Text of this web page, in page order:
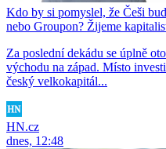
Kdo by si pomyslel, že Češi
nebo Groupon? Žijeme
Za poslední dekádu se úplně
východu na západ. Místo
český velkokapitál...
HN.cz
dnes, 12:48